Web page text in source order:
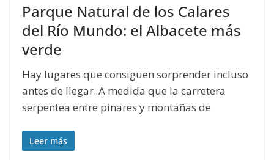
Parque Natural de los Calares
del Río Mundo: el Albacete más
verde
Hay lugares que consiguen sorprender incluso
antes de llegar. A medida que la carretera
serpentea entre pinares y montañas de
Leer más